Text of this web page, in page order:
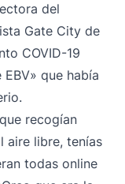
del
Gate City de
COVID-19
que había
recogían
aire libre, tenías
todas online